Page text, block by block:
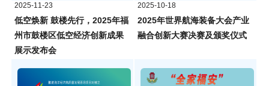
2025-11-23
低空焕新 鼓楼先行，2025年福
州市鼓楼区低空经济创新成果
展示发布会
2025-10-18
2025年世界航海装备大会产业
融合创新大赛决赛及颁奖仪式